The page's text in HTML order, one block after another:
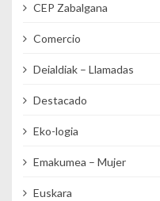
CEP Zabalgana
Comercio
Deialdiak – Llamadas
Destacado
Eko-logia
Emakumea – Mujer
Euskara